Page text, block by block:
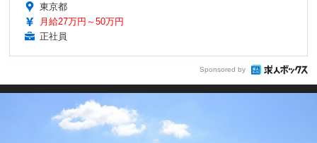
東京都
月給27万円～50万円
正社員
Sponsored by